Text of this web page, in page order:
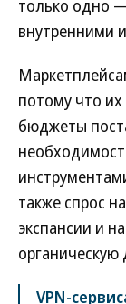
только одно
внутренними
потому что
бюджеты
также спрос
экспансии и
VPN-